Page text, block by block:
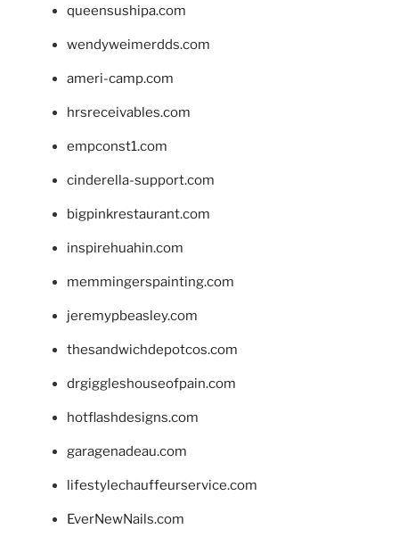
queensushipa.com
wendyweimerdds.com
ameri-camp.com
hrsreceivables.com
empconst1.com
cinderella-support.com
bigpinkrestaurant.com
inspirehuahin.com
memmingerspainting.com
jeremypbeasley.com
thesandwichdepotcos.com
drgiggleshouseofpain.com
hotflashdesigns.com
garagenadeau.com
lifestylechauffeurservice.com
EverNewNails.com